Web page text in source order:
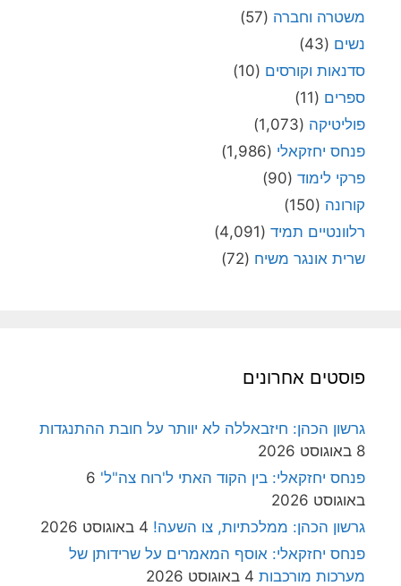
משטרה וחברה (57)
נשים (43)
סדנאות וקורסים (10)
ספרים (11)
פוליטיקה (1,073)
פנחס יחזקאלי (1,986)
פרקי לימוד (90)
קורונה (150)
רלוונטיים תמיד (4,091)
שרית אונגר משיח (72)
פוסטים אחרונים
גרשון הכהן: חיזבאללה לא יוותר על חובת ההתנגדות
8 באוגוסט 2026
פנחס יחזקאלי: בין הקוד האתי ל'רוח צה"ל' 6
באוגוסט 2026
גרשון הכהן: ממלכתיות, צו השעה! 4 באוגוסט 2026
פנחס יחזקאלי: אוסף המאמרים על שרידותן של
מערכות מורכבות 4 באוגוסט 2026